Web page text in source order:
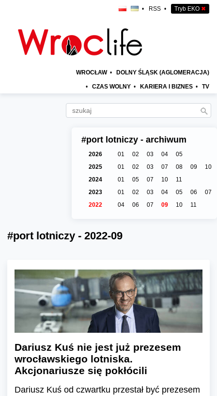
• RSS • Tryb EKO ✖
WROCŁAW • DOLNY ŚLĄSK (AGLOMERACJA)
• CZAS WOLNY • KARIERA I BIZNES • TV
#port lotniczy - archiwum
2026 01 02 03 04
05
2025
01 02 03 07 08 09
10
2024
01 05 07 10
11
2023
01 02 03 04 05 06
07
2022
04 06 07 09 10 11
#port lotniczy - 2022-09
Dariusz Kuś nie jest już prezesem
wrocławskiego lotniska.
Akcjonariusze się pokłócili
Dariusz Kuś od czwartku przestał być prezesem